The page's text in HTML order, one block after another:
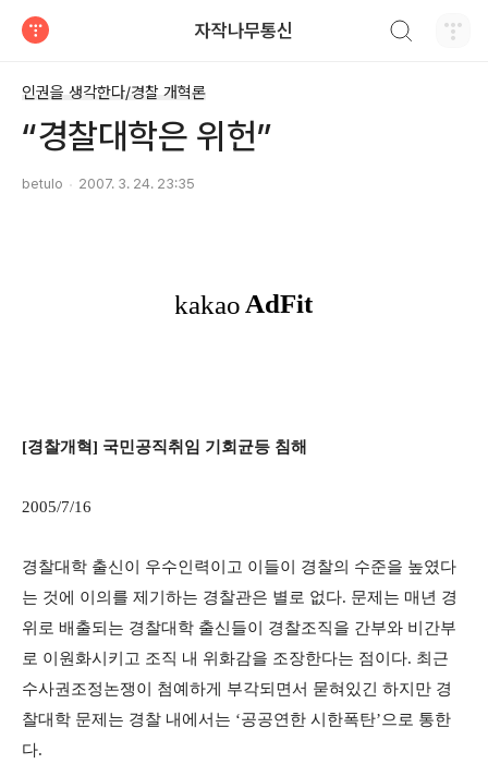
자작나무통신
인권을 생각한다/경찰 개혁론
“경찰대학은 위헌”
betulo 2007. 3. 24. 23:35
[경찰개혁] 국민공직취임 기회균등 침해
2005/7/16
경찰대학 출신이 우수인력이고 이들이 경찰의 수준을 높였다
는 것에 이의를 제기하는 경찰관은 별로 없다. 문제는 매년 경
위로 배출되는 경찰대학 출신들이 경찰조직을 간부와 비간부
로 이원화시키고 조직 내 위화감을 조장한다는 점이다. 최근
수사권조정논쟁이 첨예하게 부각되면서 묻혀있긴 하지만 경
찰대학 문제는 경찰 내에서는 ‘공공연한 시한폭탄’으로 통한
다.